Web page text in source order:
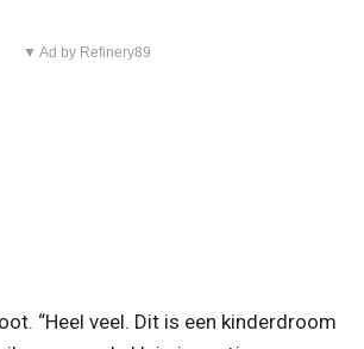
▼ Ad by Refinery89
“Heel veel. Dit is een kinderdroom